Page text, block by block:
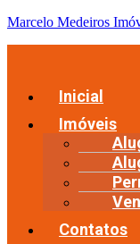
Marcelo Medeiros
Inicial
Imóveis
Contatos